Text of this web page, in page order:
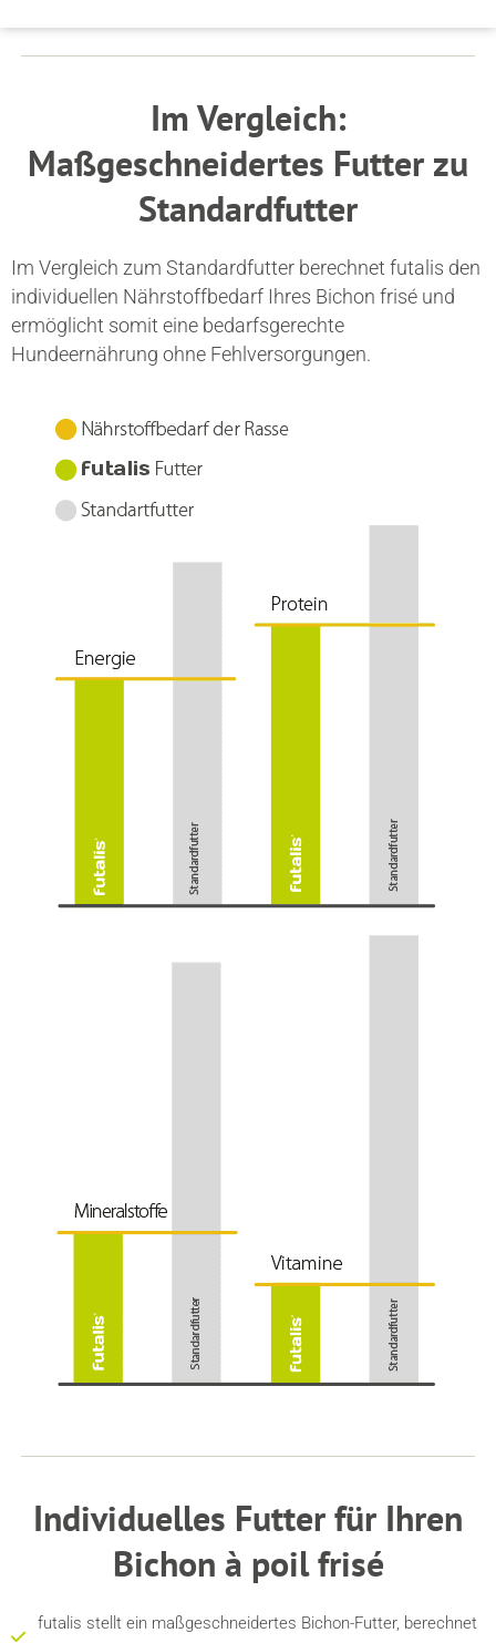
Im Vergleich:
Maßgeschneidertes Futter zu
Standardfutter
Im Vergleich zum Standardfutter berechnet futalis den
individuellen Nährstoffbedarf Ihres Bichon frisé und
ermöglicht somit eine bedarfsgerechte
Hundeernährung ohne Fehlversorgungen.
Individuelles Futter für Ihren
Bichon à poil frisé
futalis stellt ein maßgeschneidertes Bichon-Futter, berechnet